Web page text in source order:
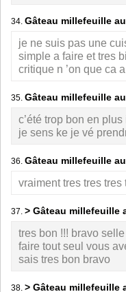
34. Gâteau millefeuille
je ne suis pas une
simple a faire et tres
critique n ’on que ca
35. Gâteau millefeuille
c’été trop bon en
je sens ke je vé
36. Gâteau millefeuille
vraiment tres tres
37. > Gâteau millefeuille
tres bon !!! bravo
faire tout seul vous
sais tres bon bravo
38. > Gâteau millefeuille